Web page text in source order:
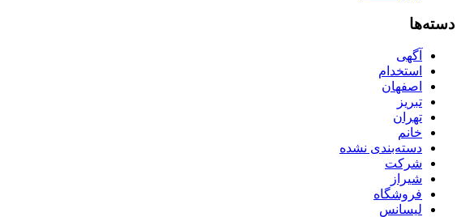
دسته‌ها
آگهی
استخدام
اصفهان
تبریز
تهران
خانم
دسته‌بندی نشده
شرکت
شیراز
فروشگاه
لیسانس